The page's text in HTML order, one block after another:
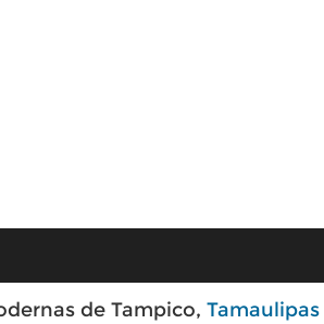
de Tampico, Tamaulipas